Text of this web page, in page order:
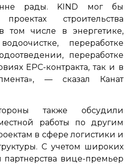
рады. KIND мог бы
строительства
том числе в энергетике,
переработке
переработке
EPC-контракта, так и в
, — сказал Канат
также обсудили
работы по другим
в сфере логистики и
С учетом широких
партнерства вице-премьер